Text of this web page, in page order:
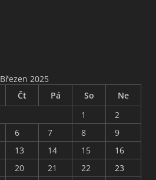
Březen 2025
Čt Pá So
Ne
1
2
6 7 8
9
13 14 15
16
20 21 22
23